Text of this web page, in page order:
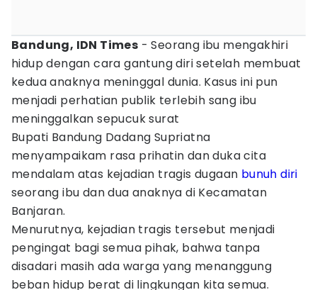
Bandung, IDN Times - Seorang ibu mengakhiri
hidup dengan cara gantung diri setelah membuat
kedua anaknya meninggal dunia. Kasus ini pun
menjadi perhatian publik terlebih sang ibu
meninggalkan sepucuk surat
Bupati Bandung Dadang Supriatna
menyampaikam rasa prihatin dan duka cita
mendalam atas kejadian tragis dugaan bunuh diri
seorang ibu dan dua anaknya di Kecamatan
Banjaran.
Menurutnya, kejadian tragis tersebut menjadi
pengingat bagi semua pihak, bahwa tanpa
disadari masih ada warga yang menanggung
beban hidup berat di lingkungan kita semua.